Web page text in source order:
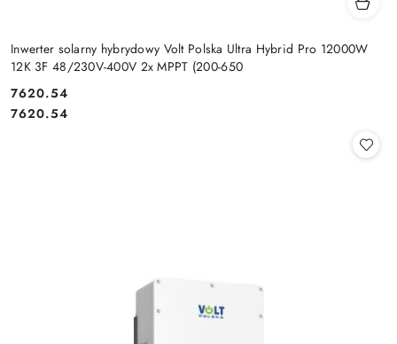
Inwerter solarny hybrydowy Volt Polska Ultra Hybrid Pro 12000W
12K 3F 48/230V-400V 2x MPPT (200-650
Cena:
7620.54
Cena:
7620.54